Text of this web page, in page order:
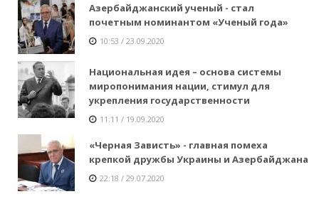
Азербайджанский ученый - стал
почетным номинантом «Ученый года»
10:53 / 23.09.2020
Национальная идея – основа системы
миропонимания нации, стимул для
укрепления государственности
11:11 / 19.09.2020
«Черная Зависть» - главная помеха
крепкой дружбы Украины и Азербайджана
22:18 / 29.07.2020